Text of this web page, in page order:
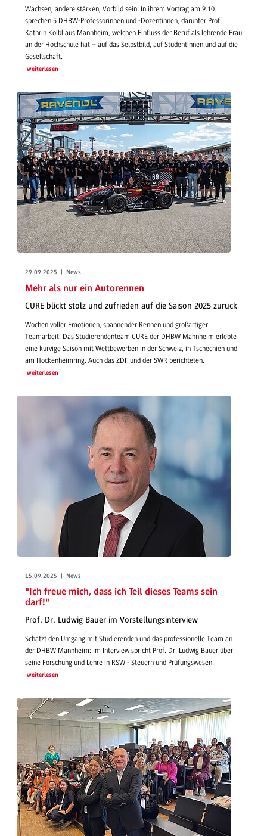
Wachsen, andere stärken, Vorbild sein: In ihrem Vortrag am 9.10.
sprechen 5 DHBW-Professorinnen und -Dozentinnen, darunter Prof.
Kathrin Kölbl aus Mannheim, welchen Einfluss der Beruf als lehrende Frau
an der Hochschule hat – auf das Selbstbild, auf Studentinnen und auf die
Gesellschaft.
weiterlesen
29.09.2025 | News
Mehr als nur ein Autorennen
CURE blickt stolz und zufrieden auf die Saison 2025 zurück
Wochen voller Emotionen, spannender Rennen und großartiger
Teamarbeit: Das Studierendenteam CURE der DHBW Mannheim erlebte
eine kurvige Saison mit Wettbewerben in der Schweiz, in Tschechien und
am Hockenheimring. Auch das ZDF und der SWR berichteten.
weiterlesen
15.09.2025 | News
"Ich freue mich, dass ich Teil dieses Teams sein
darf!"
Prof. Dr. Ludwig Bauer im Vorstellungsinterview
Schätzt den Umgang mit Studierenden und das professionelle Team an
der DHBW Mannheim: Im Interview spricht Prof. Dr. Ludwig Bauer über
seine Forschung und Lehre in RSW - Steuern und Prüfungswesen.
weiterlesen